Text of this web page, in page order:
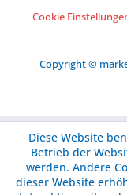
Cookie
Copyright ©
Diese Website
Betrieb der
werden. Andere
dieser Website